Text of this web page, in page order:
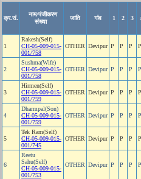
क्र.सं.
नाम/पंजीकरण
संख्या
जाति गांव 1 2 3
1
Rakesh(Self)
CH-05-009-015-
001/758
OTHER Devipur P P P P
2
Sushma(Wife)
CH-05-009-015-
001/758
OTHER Devipur P P P P
3
Hirmen(Self)
CH-05-009-015-
001/759
OTHER Devipur P P P P
4
Dharmpal(Son)
CH-05-009-015-
001/759
OTHER Devipur P P P P
5
Tek Ram(Self)
CH-05-009-015-
001/745
OTHER Devipur P P P P
6
Reetu
Sahu(Self)
CH-05-009-015-
001/753
OTHER Devipur P P P P